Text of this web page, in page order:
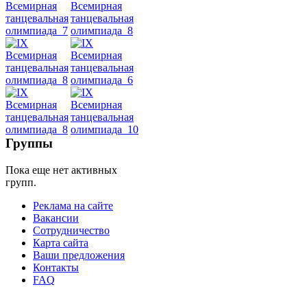
Группы
Пока еще нет активных
групп.
Реклама на сайте
Вакансии
Сотрудничество
Карта сайта
Ваши предложения
Контакты
FAQ